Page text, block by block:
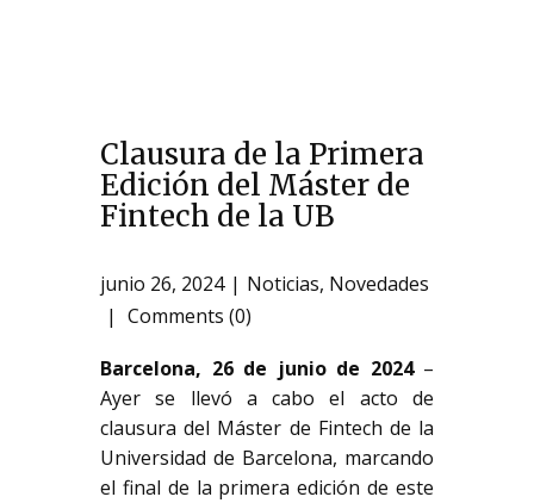
Clausura de la Primera
Edición del Máster de
Fintech de la UB
junio 26, 2024 Noticias, Novedades
Comments (0)
Barcelona, 26 de junio de 2024–
Ayer se llevó a cabo el acto de
clausura del Máster de Fintech de la
Universidad de Barcelona, marcando
el final de la primera edición de este